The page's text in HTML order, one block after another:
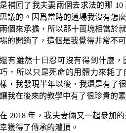
是補回了我夫妻兩個去求法的那
思議的。因爲當時的道場我沒有怎
兩個來承擔，所以那十萬塊相當於
場的開銷了，這個是我覺得非常不
還有雖然十日忍可沒有得到什麼
巧，所以只是死命的用體力來耗
樣，我發現半年以後，我還是有了
讓我在後來的教學中有了很珍貴的素
在 2018 年，我夫妻倆又一起參加
幸獲得了傳承的灌頂。